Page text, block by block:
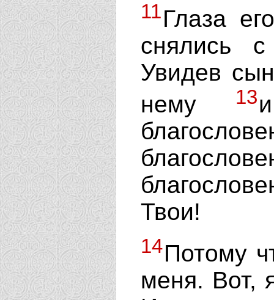
11Глаза
снялись
Увидев
нему
13
Твои!
14Потому
меня. Вот,